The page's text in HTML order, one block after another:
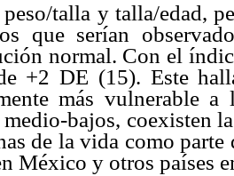
talla y talla/edad,
que serían
normal. Con el
+2 DE (15). Este
más vulnerable
bajos, coexisten
de la vida como
México y otros países